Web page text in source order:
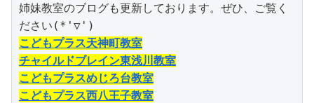
姉妹教室のブログも更新しております。ぜひ、ご覧く
こどもプラス天神町教室
チャイルドブレイン東浅川教室
こどもプラスめじろ台教室
こどもプラス西八王子教室